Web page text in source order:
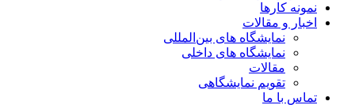
نمونه کارها
اخبار و مقالات
نمایشگاه های بین‌المللی
نمایشگاه های داخلی
مقالات
تقویم نمایشگاهی
تماس با ما